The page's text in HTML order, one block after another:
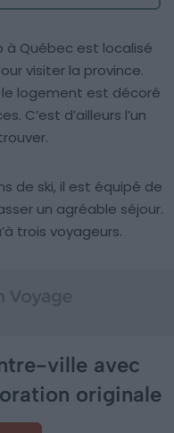
Québec est localisé
visiter la province.
le logement est décoré
C’est d’ailleurs l’un
de ski, il est équipé de
un agréable séjour.
trois voyageurs.
ville avec
originale